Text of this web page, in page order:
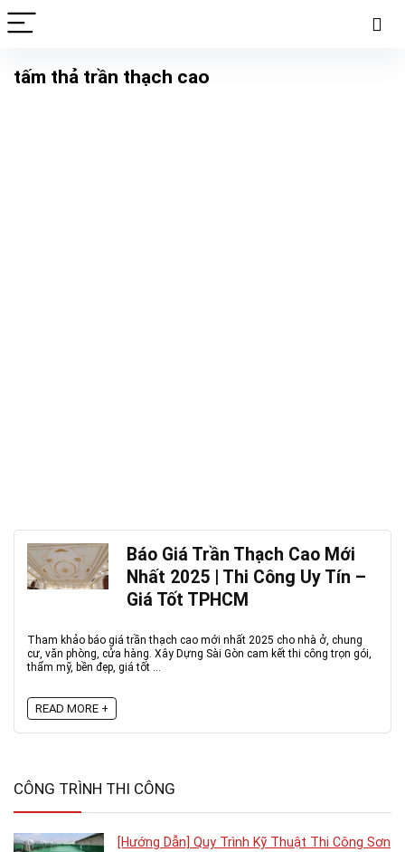
tấm thả trần thạch cao
Báo Giá Trần Thạch Cao Mới
Nhất 2025 | Thi Công Uy Tín –
Giá Tốt TPHCM
Tham khảo báo giá trần thạch cao mới nhất 2025 cho nhà ở, chung
cư, văn phòng, cửa hàng. Xây Dựng Sài Gòn cam kết thi công trọn gói,
thẩm mỹ, bền đẹp, giá tốt ...
READ MORE +
CÔNG TRÌNH THI CÔNG
[Hướng Dẫn] Quy Trình Kỹ Thuật Thi Công Sơn